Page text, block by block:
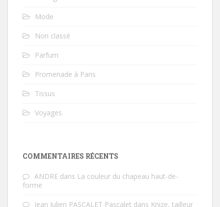
Mode
Non classé
Parfum
Promenade à Paris
Tissus
Voyages
COMMENTAIRES RÉCENTS
ANDRE dans La couleur du chapeau haut-de-
forme
Jean Julien PASCALET Pascalet dans Knize, tailleur